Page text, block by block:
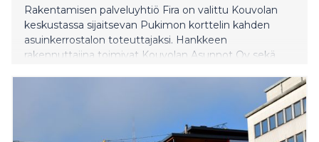
Rakentamisen palveluyhtiö Fira on valittu Kouvolan
keskustassa sijaitsevan Pukimon korttelin kahden
asuinkerrostalon toteuttajaksi. Hankkeen
rakennuttajina toimivat Kouvolan Asunnot Oy sekä